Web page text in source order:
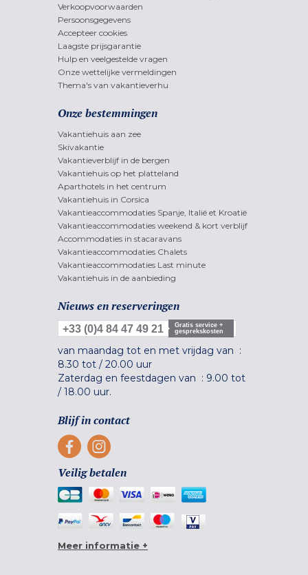
Verkoopvoorwaarden
Persoonsgegevens
Accepteer cookies
Laagste prijsgarantie
Hulp en veelgestelde vragen
Onze wettelijke vermeldingen
Thema's van vakantieverhu
Onze bestemmingen
Vakantiehuis aan zee
Skivakantie
Vakantieverblijf in de bergen
Vakantiehuis op het platteland
Aparthotels in het centrum
Vakantiehuis in Corsica
Vakantieaccommodaties Spanje, Italië et Kroatië
Vakantieaccommodaties weekend & kort verblijf
Accommodaties in stacaravans
Vakantieaccommodaties Chalets
Vakantieaccommodaties Last minute
Vakantiehuis in de aanbieding
Nieuws en reserveringen
+33 (0)4 84 47 49 21
Gratis service +
gesprekskosten
van maandag tot en met vrijdag van :
8.30 tot / 20.00 uur
Zaterdag en feestdagen van : 9.00 tot
/ 18.00 uur.
Blijf in contact
Veilig betalen
Meer informatie +